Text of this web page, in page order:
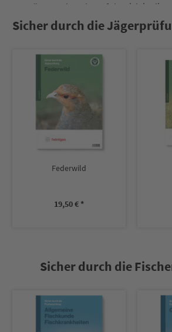
Jäger und Angler erfolgreich in die
sind. Ob Lernheft, App oder Online-
Schritt für Schritt auf Ihrem
Federwild
19,50 € *
Sicher durch die